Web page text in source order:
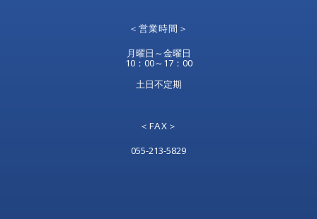
＜営業時間＞
月曜日～金曜日
10：00～17：00
土日不定期
＜FAX＞
055-213-5829